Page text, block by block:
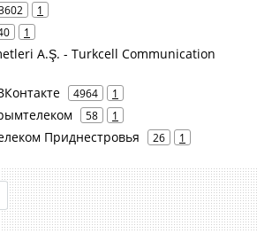
1
1
A.Ş. - Turkcell Communication
4964 1
58 1
Приднестровья 26 1